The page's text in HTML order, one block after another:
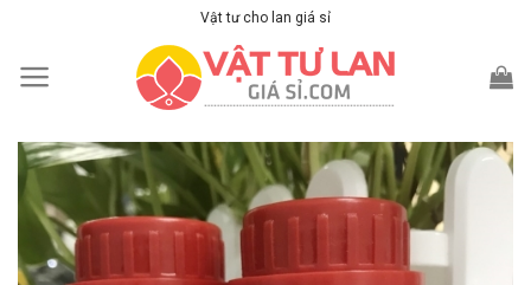
content
Vật tư cho lan giá sỉ